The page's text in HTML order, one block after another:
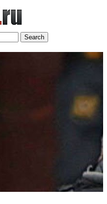
Search